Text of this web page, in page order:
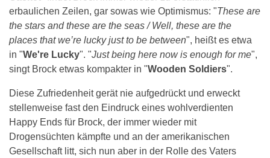
erbaulichen Zeilen, gar sowas wie Optimismus: "These are
the stars and these are the seas / Well, these are the
places that we’re lucky just to be between", heißt es etwa
in "We're Lucky". "Just being here now is enough for me",
singt Brock etwas kompakter in "Wooden Soldiers".
Diese Zufriedenheit gerät nie aufgedrückt und erweckt
stellenweise fast den Eindruck eines wohlverdienten
Happy Ends für Brock, der immer wieder mit
Drogensüchten kämpfte und an der amerikanischen
Gesellschaft litt, sich nun aber in der Rolle des Vaters